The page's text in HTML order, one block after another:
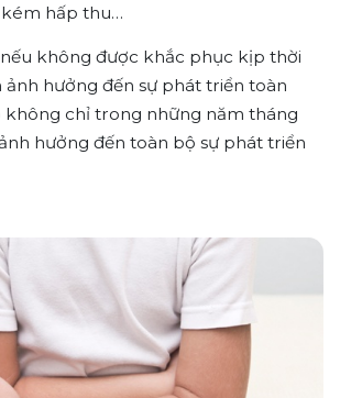
kém hấp thu…
không được khắc phục kịp thời
ảnh hưởng đến sự phát triển toàn
không chỉ trong những năm tháng
hưởng đến toàn bộ sự phát triển